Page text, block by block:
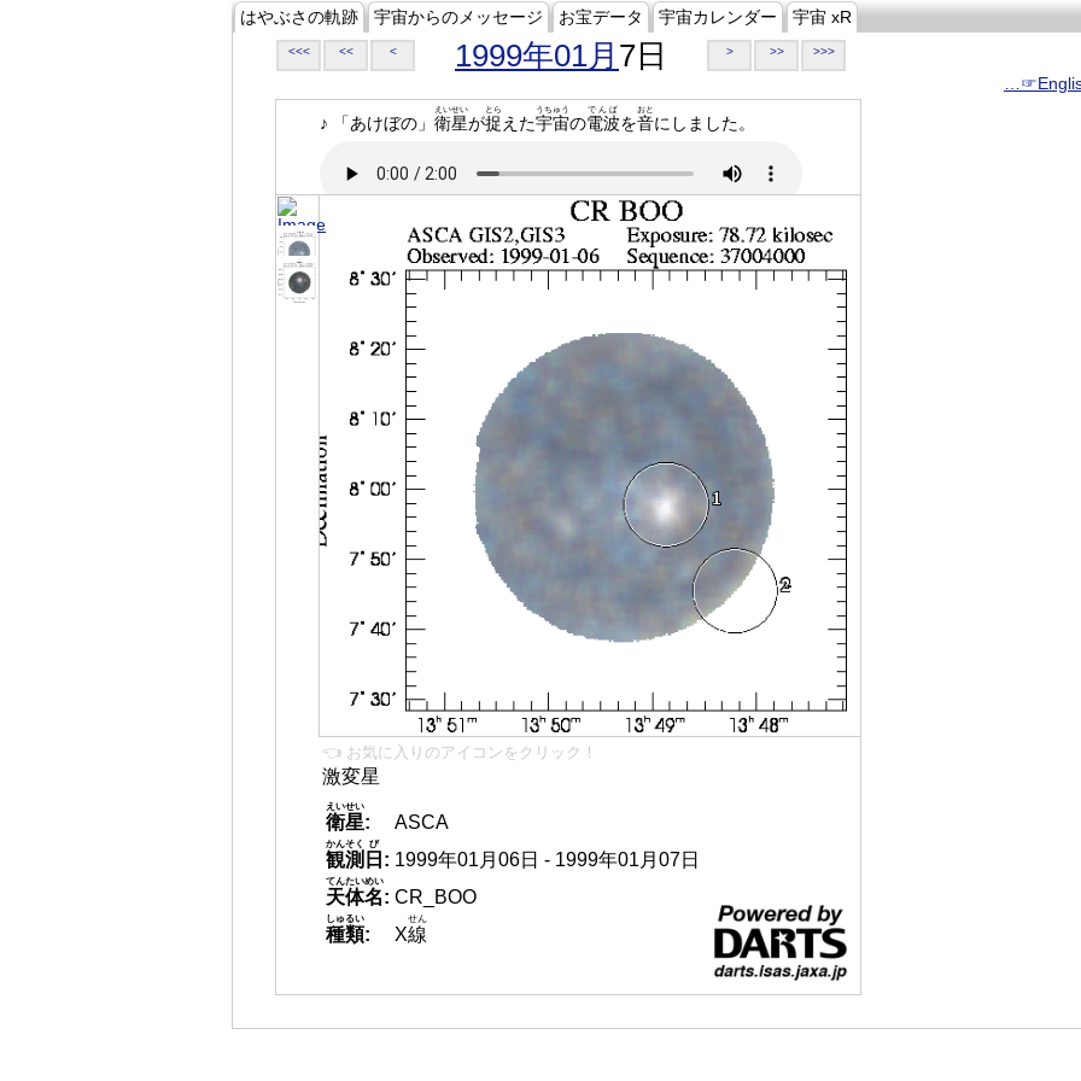
はやぶさの軌跡 宇宙からのメッセージ お宝データ 宇宙カレンダー 宇宙 xR
<<< << < 1999年01月 7日 > >> >>>
♪ 「あけぼの」 衛星
えいせい
が捉
とら
えた宇宙
うちゅう
の電波
でんぱ
を音
おと
にしました。
👈 お気に入りのアイコンをクリック！
激変星
衛星
えいせい
:
ASCA
観測
かんそく
日
び
: 1999年01月06日 - 1999年01月07日
天体名
てんたいめい
: CR_BOO
種類
しゅるい
: X線
せん